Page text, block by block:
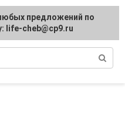
предложений по
life-cheb@cp9.ru
предложений по
life-cheb@cp9.ru